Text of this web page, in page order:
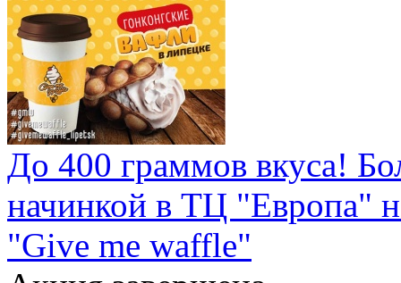
До 400 граммов вкуса!
начинкой в ТЦ "Европа"
"Give me waffle"